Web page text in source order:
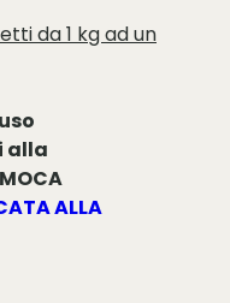
da 1 kg ad un
alla
ALLA